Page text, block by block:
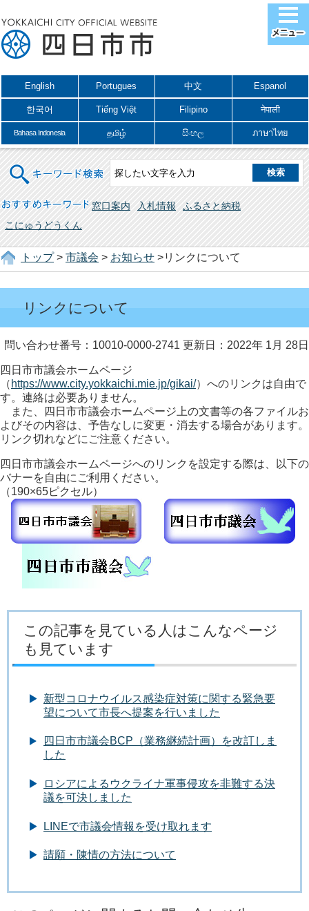
English Portugues 中文 Espanol
한국어 Tiếng Việt Filipino नेपाली
Bahasa Indonesia தமிழ் සිංහල ภาษาไทย
キーワード検索
おすすめキーワード 窓口案内 入札情報
ふるさと納税
こにゅうどうくん
トップ> 市議会 > お知らせ >リンクについて
リンクについて
問い合わせ番号：10010-0000-2741 更新日：2022年 1月 28日
四日市市議会ホームページ
（ https://www.city.yokkaichi.mie.jp/gikai/）へのリンクは自由で
す。連絡は必要ありません。
また、四日市市議会ホームページ上の文書等の各ファイルお
よびその内容は、予告なしに変更・消去する場合があります。
リンク切れなどにご注意ください。
四日市市議会ホームページへのリンクを設定する際は、以下の
バナーを自由にご利用ください。
（190×65ピクセル）
この記事を見ている人はこんなページ
も見ています
新型コロナウイルス感染症対策に関する緊急要
望について市長へ提案を行いました
四日市市議会BCP（業務継続計画）を改訂しま
した
ロシアによるウクライナ軍事侵攻を非難する決
議を可決しました
LINEで市議会情報を受け取れます
請願・陳情の方法について